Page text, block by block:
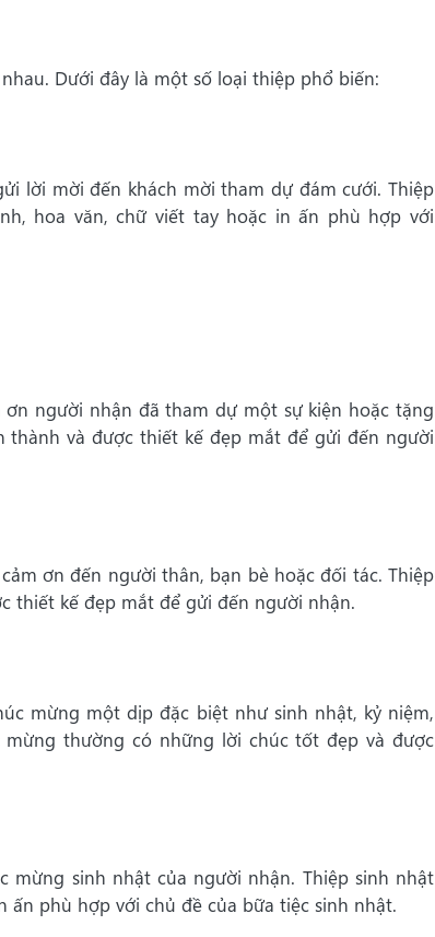
Dưới đây là một số loại thiệp phổ biến:
lời mời đến khách mời tham dự đám cưới. Thiệp
hoa văn, chữ viết tay hoặc in ấn phù hợp với
người nhận đã tham dự một sự kiện hoặc tặng
và được thiết kế đẹp mắt để gửi đến người
ơn đến người thân, bạn bè hoặc đối tác. Thiệp
thiết kế đẹp mắt để gửi đến người nhận.
mừng một dịp đặc biệt như sinh nhật, kỷ niệm,
thường có những lời chúc tốt đẹp và được
sinh nhật của người nhận. Thiệp sinh nhật
phù hợp với chủ đề của bữa tiệc sinh nhật.